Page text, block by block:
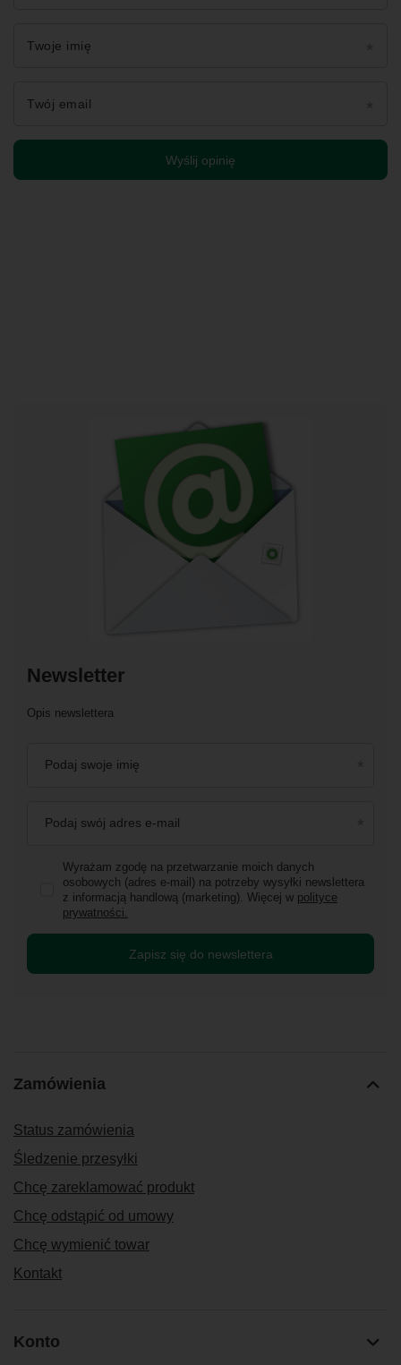
Twoje imię
Twój email
Wyślij opinię
Newsletter
Opis newslettera
Podaj swoje imię
Podaj swój adres e-mail
Wyrażam zgodę na przetwarzanie moich danych
osobowych (adres e-mail) na potrzeby wysyłki newslettera
z informacją handlową (marketing). Więcej w polityce
prywatności.
Zapisz się do newslettera
Zamówienia
Status zamówienia
Śledzenie przesyłki
Chcę zareklamować produkt
Chcę odstąpić od umowy
Chcę wymienić towar
Kontakt
Konto